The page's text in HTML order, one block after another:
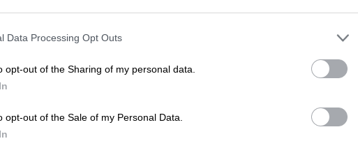
Data Processing Opt Outs
opt-out of the Sharing of my personal data.
opt-out of the Sale of my Personal Data.
Stile | Fränkische Biere | Dunkles
India Pale Ale | Mehrkornbiere